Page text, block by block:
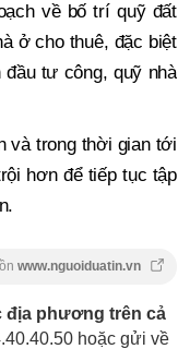
về bố trí quỹ đất
ở cho thuê, đặc biệt
tư công, quỹ nhà
và trong thời gian tới
hơn để tiếp tục tập
www.nguoiduatin.vn
địa phương trên cả
hoặc gửi về